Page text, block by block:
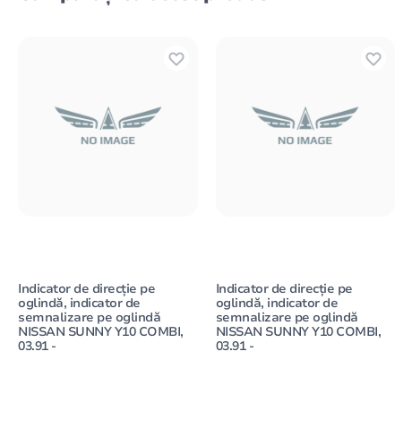
Indicator de direcție pe
oglindă, indicator de
semnalizare pe oglindă
NISSAN SUNNY Y10 COMBI,
03.91 -
Indicator de direcție pe
oglindă, indicator de
semnalizare pe oglindă
NISSAN SUNNY Y10 COMBI,
03.91 -